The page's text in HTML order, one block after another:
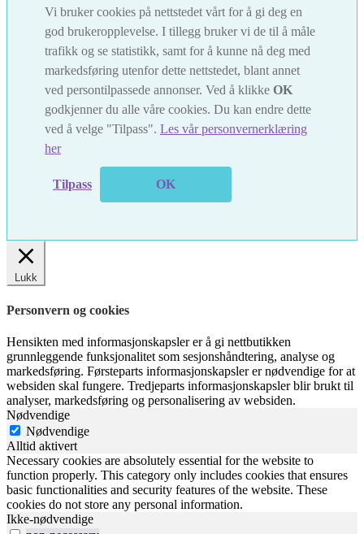
Vi bruker cookies på nettstedet vårt for å gi deg en
god brukeropplevelse. I tillegg bruker vi de til å måle
trafikk og se statistikk, samt for å kunne nå deg med
markedsføring utenfor dette nettstedet, blant annet
ved persontilpassede annonser. Ved å klikke OK
godkjenner du alle våre cookies. Du kan endre dette
ved å velge "Tilpass". Les vår personvernerklæring
her
Tilpass OK
Lukk
Personvern og cookies
Hensikten med informasjonskapsler er å gi nettbutikken
grunnleggende funksjonalitet som sesjonshåndtering, analyse og
markedsføring. Førsteparts informasjonskapsler er nødvendige for at
websiden skal fungere. Tredjeparts informasjonskapsler blir brukt til
analyser, markedsføring og personalisering av websiden.
Nødvendige
Nødvendige
Alltid aktivert
Necessary cookies are absolutely essential for the website to
function properly. This category only includes cookies that ensures
basic functionalities and security features of the website. These
cookies do not store any personal information.
Ikke-nødvendige